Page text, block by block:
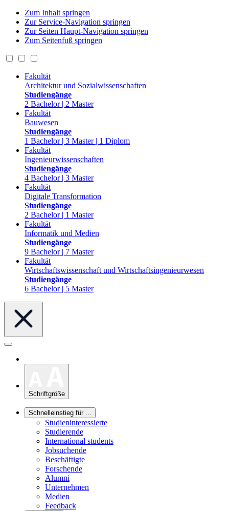
Zum Inhalt springen
Zur Service-Navigation springen
Zur Seiten Haupt-Navigation springen
Zum Seitenfuß springen
Fakultät
Architektur und Sozialwissenschaften
Studiengänge
2 Bachelor | 2 Master
Fakultät
Bauwesen
Studiengänge
1 Bachelor | 3 Master | 1 Diplom
Fakultät
Ingenieurwissenschaften
Studiengänge
4 Bachelor | 3 Master
Fakultät
Digitale Transformation
Studiengänge
2 Bachelor | 1 Master
Fakultät
Informatik und Medien
Studiengänge
9 Bachelor | 7 Master
Fakultät
Wirtschaftswissenschaft und Wirtschaftsingenieurwesen
Studiengänge
6 Bachelor | 5 Master
Schriftgröße
Schnelleinstieg für ...
Studieninteressierte
Studierende
International students
Jobsuchende
Beschäftigte
Forschende
Alumni
Unternehmen
Medien
Feedback